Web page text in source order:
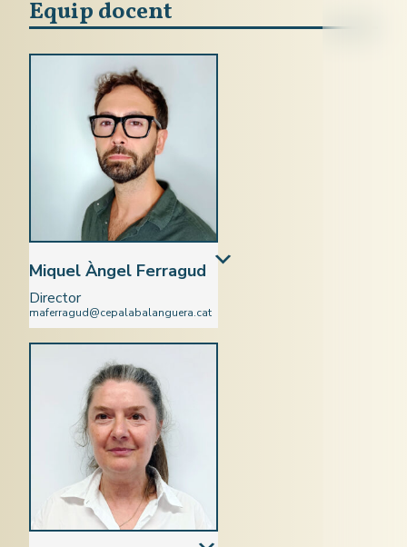
Equip docent
Miquel Àngel Ferragud
Director
maferragud@cepalabalanguera.cat
Català